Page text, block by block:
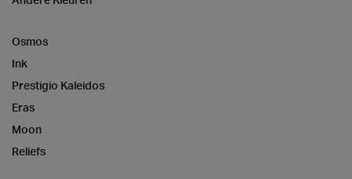
Osmos
Ink
Prestigio Kaleidos
Eras
Moon
Reliefs